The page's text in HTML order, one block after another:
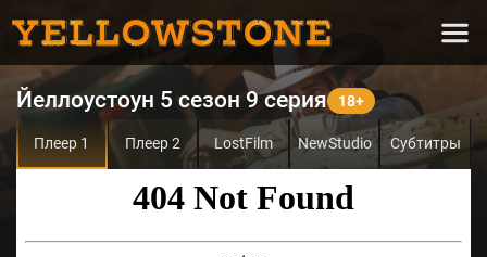
Йеллоустоун 5 сезон 9 серия
Плеер 1 Плеер 2 LostFilm NewStudio Субтитры